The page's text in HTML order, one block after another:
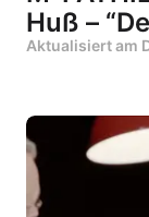
Huß –
Aktualisiert am